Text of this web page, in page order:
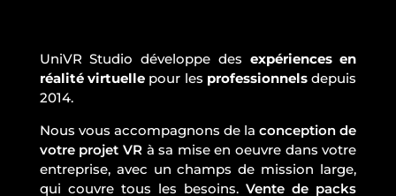
UniVR Studio développe des expériences en
réalité virtuelle pour les professionnelsdepuis
2014.
Nous vous accompagnons de laconception de
votre projet VR à sa mise en oeuvre dans votre
entreprise, avec un champs de mission large,
qui couvre tous les besoins.Vente de packs